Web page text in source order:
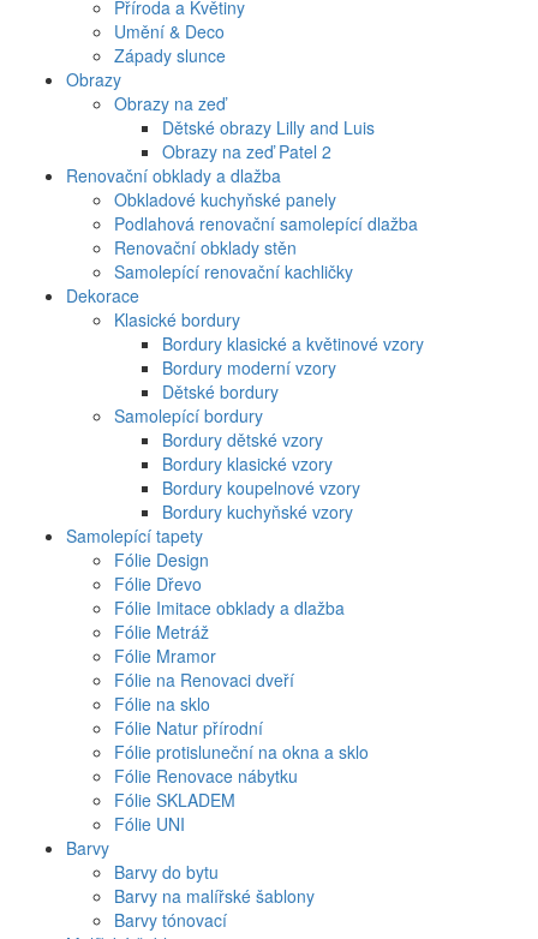
Příroda a Květiny
Umění & Deco
Západy slunce
Obrazy
Obrazy na zeď
Dětské obrazy Lilly and Luis
Obrazy na zeď Patel 2
Renovační obklady a dlažba
Obkladové kuchyňské panely
Podlahová renovační samolepící dlažba
Renovační obklady stěn
Samolepící renovační kachličky
Dekorace
Klasické bordury
Bordury klasické a květinové vzory
Bordury moderní vzory
Dětské bordury
Samolepící bordury
Bordury dětské vzory
Bordury klasické vzory
Bordury koupelnové vzory
Bordury kuchyňské vzory
Samolepící tapety
Fólie Design
Fólie Dřevo
Fólie Imitace obklady a dlažba
Fólie Metráž
Fólie Mramor
Fólie na Renovaci dveří
Fólie na sklo
Fólie Natur přírodní
Fólie protisluneční na okna a sklo
Fólie Renovace nábytku
Fólie SKLADEM
Fólie UNI
Barvy
Barvy do bytu
Barvy na malířské šablony
Barvy tónovací